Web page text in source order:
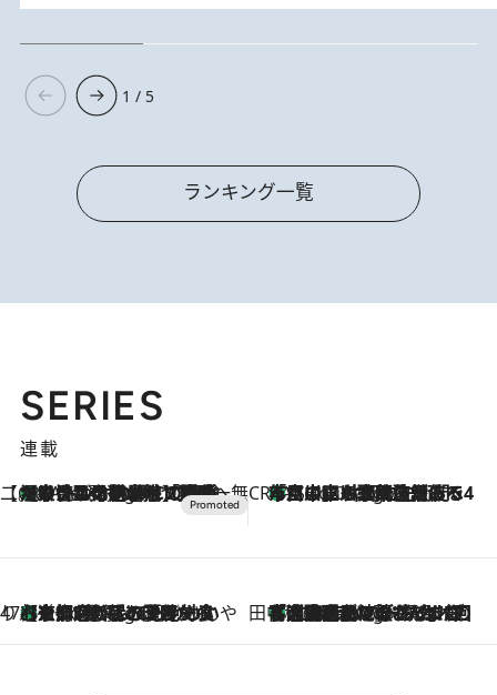
1 / 5
ランキング一覧
SERIES
連載
【CREA×星野リゾート】唯一無二。癒しと発見が待つ場所へ
2 Hours Ago
【トンボの足水浴】ヒノキの香りに包まれて涼感マックス！約13℃の湧水かけ流しを避暑地「星野温泉 トンボの湯」で体験 CREA'S CHOICE
4 Hours Ago
「立川にも歌舞伎があるんだよ」 片岡仁左衛門・市川中車ら豪華座組みで4年目の立川立飛歌舞伎へ
47都道府県の手みやげ ひんやりスイーツで夏を満喫
4 Hours Ago
【京都府】この夏絶対食べたい 冷やしておいしいおやつ3選 ひと口目から心を掴む新緑のテリーヌ 田中稲の勝手に再ブーム
9 Hours Ago
「湘南乃風に憧れて」観客大盛上がりの“タオル回し”に、ラッパー顔負けの高速歌唱まで…さだまさし（74）のアグレッシブすぎる現在地